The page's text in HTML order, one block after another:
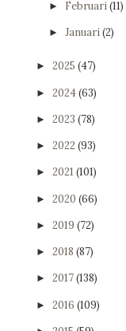
► Februari(11)
► Januari(2)
► 2025 (47)
► 2024(63)
► 2023 (78)
► 2022 (93)
► 2021 (101)
► 2020 (66)
► 2019 (72)
► 2018 (87)
► 2017(138)
► 2016 (109)